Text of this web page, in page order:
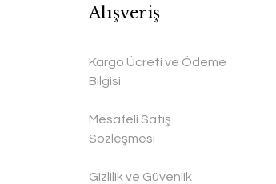
Alışveriş
Kargo Ücreti ve Ödeme
Bilgisi
Mesafeli Satış
Sözleşmesi
Gizlilik ve Güvenlik